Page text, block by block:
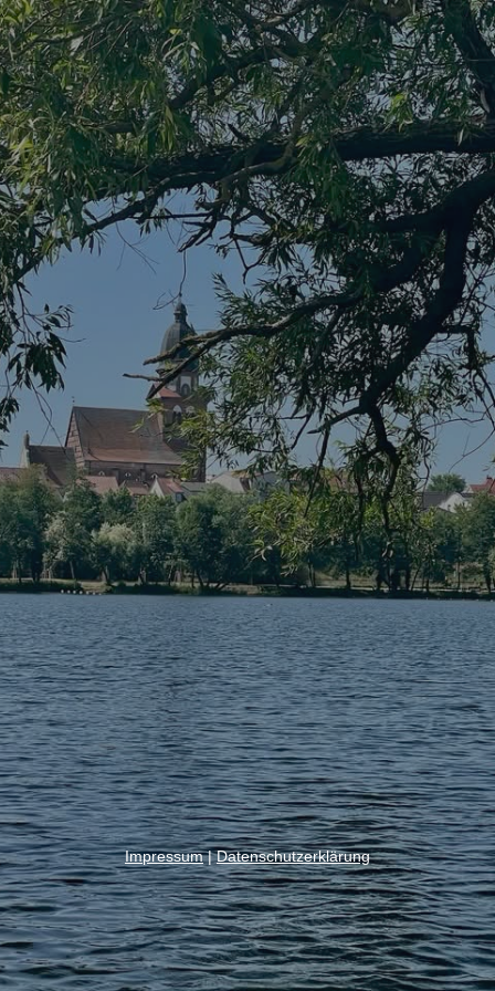
Impressum|Datenschutzerklärung